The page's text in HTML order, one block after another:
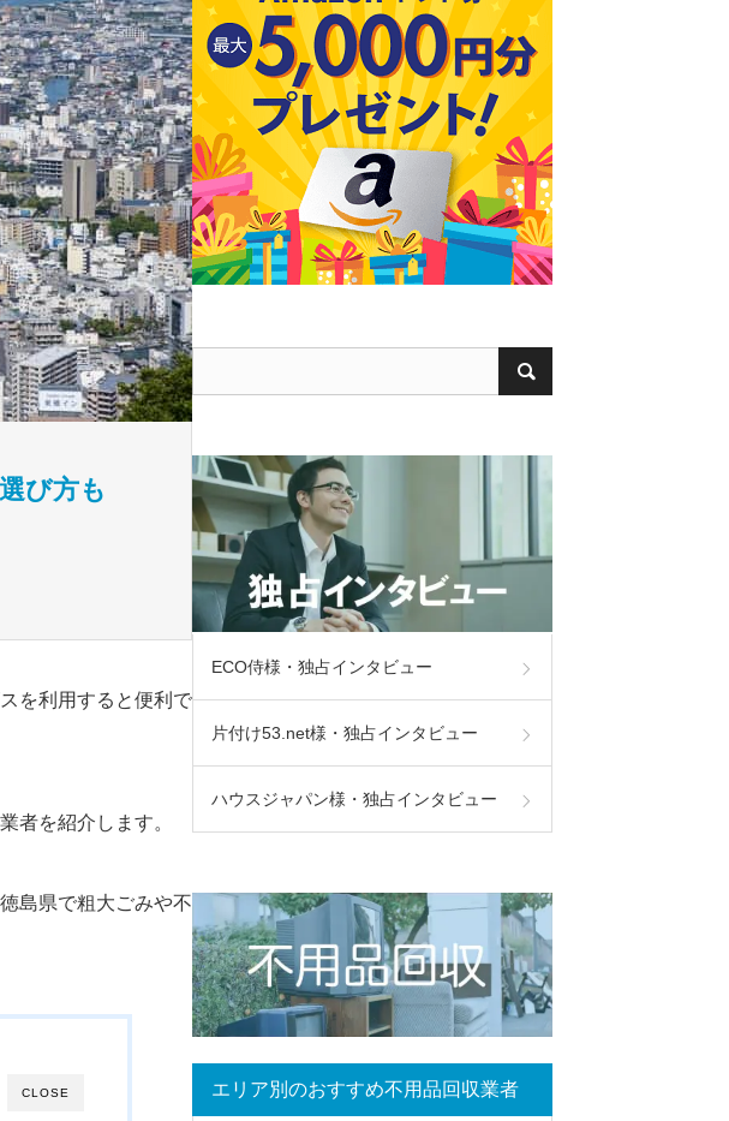
び方も
を利用すると便利で
者を紹介します。
島県で粗大ごみや不
CLOSE
ECO侍様・独占インタビュー
片付け53.net様・独占インタビュー
ハウスジャパン様・独占インタビュー
エリア別のおすすめ不用品回収業者